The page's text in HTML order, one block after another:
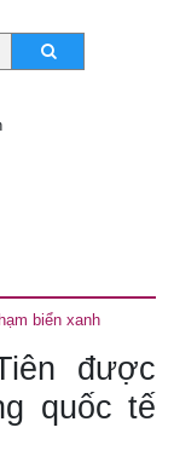
biển xanh
được
quốc tế